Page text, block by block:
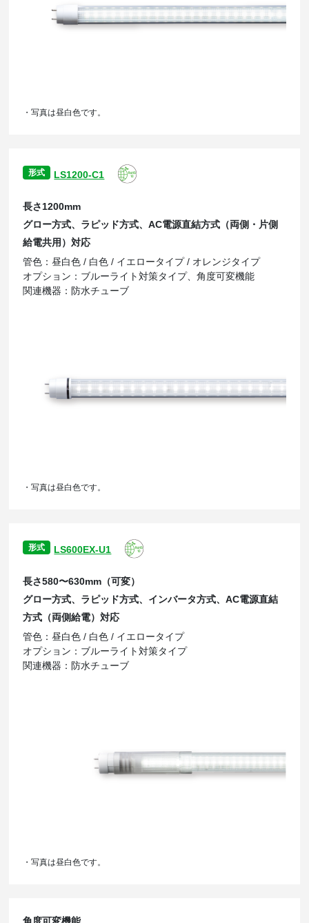
・写真は昼白色です。
形式 LS1200-C1
長さ1200mm
グロー方式、ラピッド方式、AC電源直結方式（両側・片側
給電共用）対応
管色：昼白色 / 白色 / イエロータイプ / オレンジタイプ
オプション：ブルーライト対策タイプ、角度可変機能
関連機器：防水チューブ
・写真は昼白色です。
形式 LS600EX-U1
長さ580〜630mm（可変）
グロー方式、ラピッド方式、インバータ方式、AC電源直結
方式（両側給電）対応
管色：昼白色 / 白色 / イエロータイプ
オプション：ブルーライト対策タイプ
関連機器：防水チューブ
・写真は昼白色です。